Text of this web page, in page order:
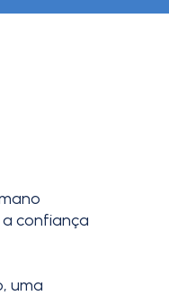
confiança
uma